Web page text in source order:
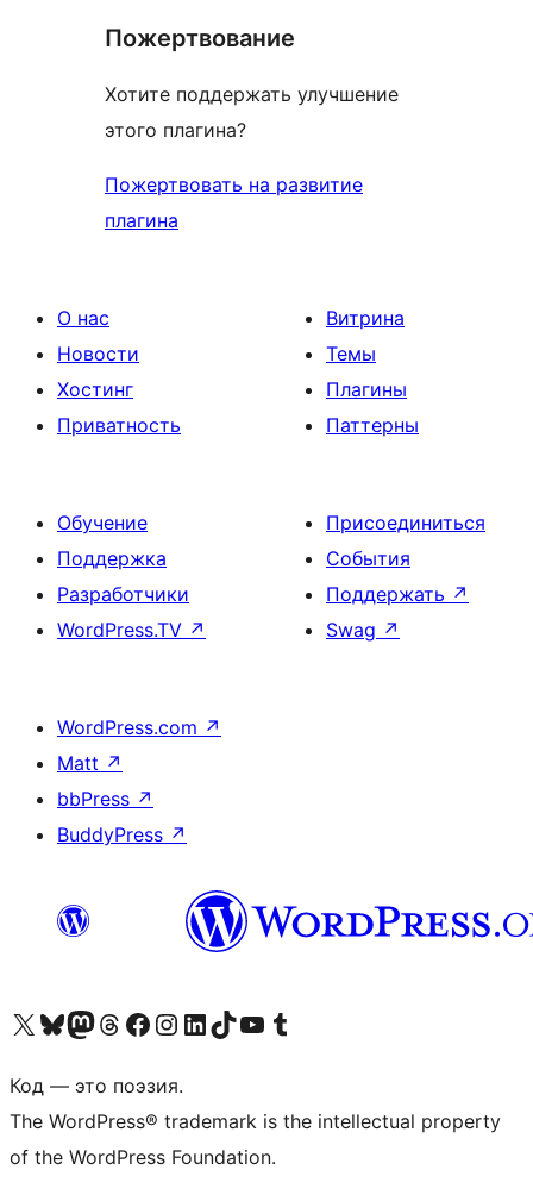
Пожертвование
Хотите поддержать улучшение
этого плагина?
Пожертвовать на развитие
плагина
О нас
Новости
Хостинг
Приватность
Витрина
Темы
Плагины
Паттерны
Обучение
Поддержка
Разработчики
WordPress.TV ↗
Присоединиться
События
Поддержать ↗
Swag ↗
WordPress.com ↗
Matt ↗
bbPress ↗
BuddyPress ↗
Посетите нас в X (ранее Twitter)
Посетите нашу учётную запись в Bluesky
Посетите нашу ленту в Mastodon
Посетите нашу учётную запись в Threads
Посетите нашу страницу на Facebook
Посетите наш Instagram
Посетите нашу страницу в LinkedIn
Посетите нашу учётную запись в TikTok
Посетите наш канал YouTube
Посетите нашу учётную запись в Tumblr
Код — это поэзия.
The WordPress® trademark is the intellectual property
of the WordPress Foundation.